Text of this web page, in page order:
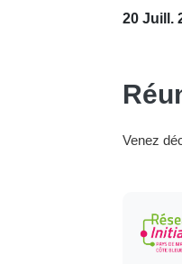
20 Juill.
Venez